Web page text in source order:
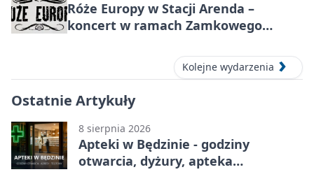
Róże Europy w Stacji Arenda –
koncert w ramach Zamkowego
Kolejne wydarzenia
Ostatnie Artykuły
8 sierpnia 2026
Apteki w Będzinie - godziny
otwarcia, dyżury, apteka